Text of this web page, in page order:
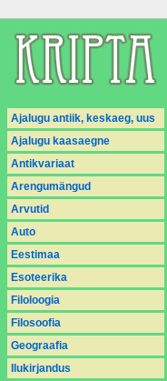
Ajalugu antiik, keskaeg, uus
Ajalugu kaasaegne
Antikvariaat
Arengumängud
Arvutid
Auto
Eestimaa
Esoteerika
Filoloogia
Filosoofia
Geograafia
Ilukirjandus